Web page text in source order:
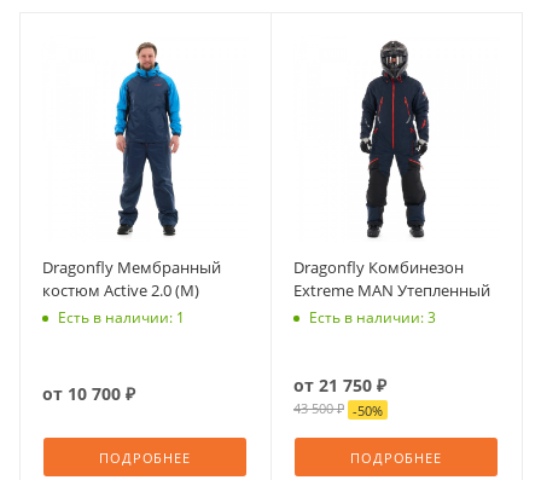
Dragonfly Мембранный
костюм Active 2.0 (М)
Есть в наличии: 1
от 10 700 ₽
ПОДРОБНЕЕ
Dragonfly Комбинезон
Extreme MAN Утепленный
Есть в наличии: 3
от 21 750 ₽
43 500 ₽ -50%
ПОДРОБНЕЕ